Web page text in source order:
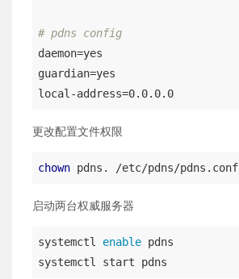
# pdns config
daemon=yes
guardian=yes
更改配置文件权限
chown pdns. /etc/pdns/pdns.conf
启动两台权威服务器
systemctl enable pdns
systemctl start pdns